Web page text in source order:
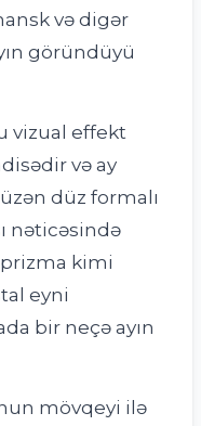
və digər
göründüyü
vizual effekt
və ay
düz formalı
nəticəsində
prizma kimi
eyni
bir neçə ayın
mövqeyi ilə